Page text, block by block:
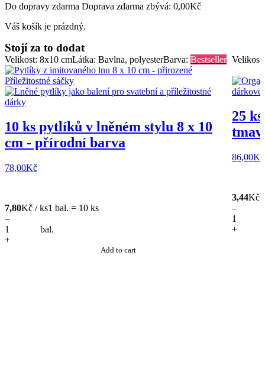
Do dopravy zdarma Doprava zdarma zbývá: 0,00Kč
Váš košík je prázdný.
Stojí za to dodat
Velikost: 8x10 cmLátka: Bavlna, polyesterBarva: Bestseller
10 ks pytlíků v lněném stylu 8 x 10
cm - přírodní barva
78,00Kč
7,80Kč / ks1 bal. = 10 ks
–
bal.
+
Add to cart
25
86,00Kč
3,44Kč
–
+